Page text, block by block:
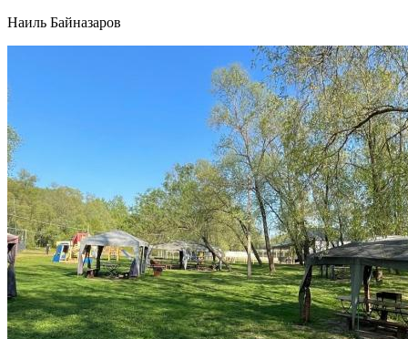
Наиль Байназаров